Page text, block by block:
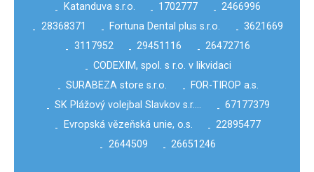
-
Katanduva s.r.o. - 1702777 - 2466996
- 28368371 - Fortuna Dental plus s.r.o. - 3621669
- 3117952 - 29451116 - 26472716
- CODEXIM, spol. s r.o. v likvidaci
- SURABEZA store s.r.o. - FOR-TIROP a.s.
- SK Plážový volejbal Slavkov s.r.… - 67177379
-
Evropská vězeňská unie, o.s. - 22895477
- 2644509 - 26651246